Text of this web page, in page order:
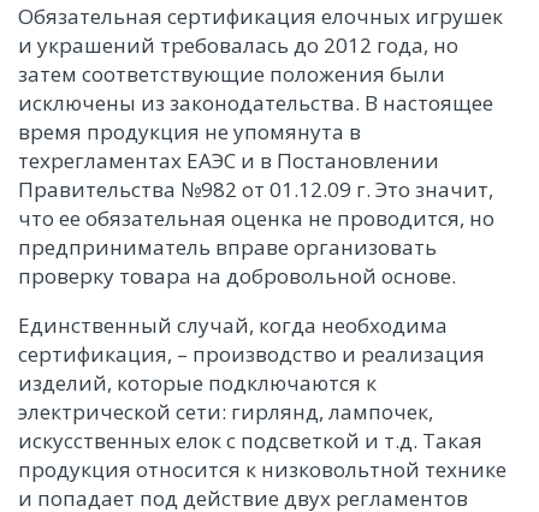
Обязательная сертификация елочных игрушек
и украшений требовалась до 2012 года, но
затем соответствующие положения были
исключены из законодательства. В настоящее
время продукция не упомянута в
техрегламентах ЕАЭС и в Постановлении
Правительства №982 от 01.12.09 г. Это значит,
что ее обязательная оценка не проводится, но
предприниматель вправе организовать
проверку товара на добровольной основе.
Единственный случай, когда необходима
сертификация, – производство и реализация
изделий, которые подключаются к
электрической сети: гирлянд, лампочек,
искусственных елок с подсветкой и т.д. Такая
продукция относится к низковольтной технике
и попадает под действие двух регламентов